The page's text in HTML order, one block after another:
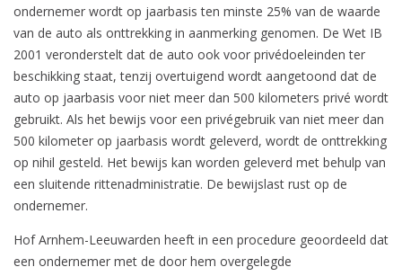
ondernemer wordt op jaarbasis ten minste 25% van de waarde
van de auto als onttrekking in aanmerking genomen. De Wet IB
2001 veronderstelt dat de auto ook voor privédoeleinden ter
beschikking staat, tenzij overtuigend wordt aangetoond dat de
auto op jaarbasis voor niet meer dan 500 kilometers privé wordt
gebruikt. Als het bewijs voor een privégebruik van niet meer dan
500 kilometer op jaarbasis wordt geleverd, wordt de onttrekking
op nihil gesteld. Het bewijs kan worden geleverd met behulp van
een sluitende rittenadministratie. De bewijslast rust op de
ondernemer.
Hof Arnhem-Leeuwarden heeft in een procedure geoordeeld dat
een ondernemer met de door hem overgelegde